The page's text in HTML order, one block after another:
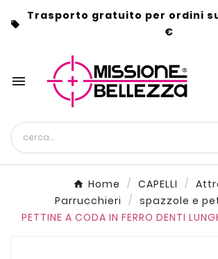

Trasporto gratuito per ordini
€

Home CAPELLI
Parrucchieri
spazzole e
PETTINE A CODA IN FERRO DENTI